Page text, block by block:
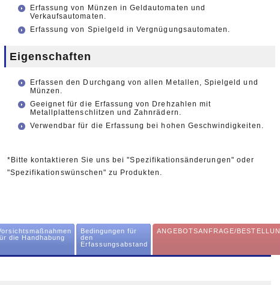
Erfassung von Münzen in Geldautomaten und
Verkaufsautomaten.
Erfassung von Spielgeld in Vergnügungsautomaten.
Eigenschaften
Erfassen den Durchgang von allen Metallen, Spielgeld und
Münzen.
Geeignet für die Erfassung von Drehzahlen mit
Metallplattenschlitzen und Zahnrädern.
Verwendbar für die Erfassung bei hohen Geschwindigkeiten.
*Bitte kontaktieren Sie uns bei "Spezifikationsänderungen" oder
"Spezifikationswünschen" zu Produkten.
die Handhabung
Bedingungen für
den
Erfassungsabstand
ANGEBOTSANFRAGE/BESTELLUN